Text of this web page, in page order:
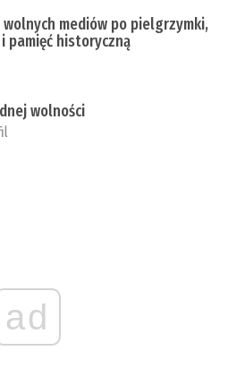
wolnych mediów po pielgrzymki,
pamięć historyczną
wolności
ad